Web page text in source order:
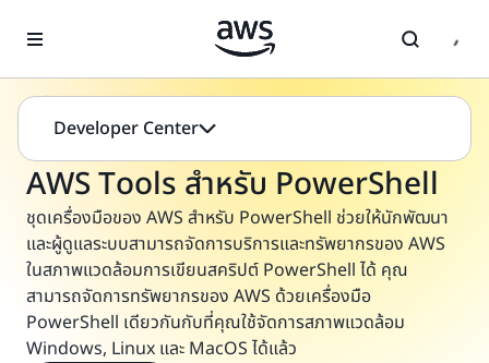
Developer Center
เครื่องมือในการสร้างบน AWS
ชุดเครื่องมือของ AWS สำหรับ PowerShell
AWS Tools สำหรับ PowerShell
ชุดเครื่องมือของ AWS สำหรับ PowerShell ช่วยให้นักพัฒนา
และผู้ดูแลระบบสามารถจัดการบริการและทรัพยากรของ AWS
ในสภาพแวดล้อมการเขียนสคริปต์ PowerShell ได้ คุณ
สามารถจัดการทรัพยากรของ AWS ด้วยเครื่องมือ
PowerShell เดียวกันกับที่คุณใช้จัดการสภาพแวดล้อม
Windows, Linux และ MacOS ได้แล้ว